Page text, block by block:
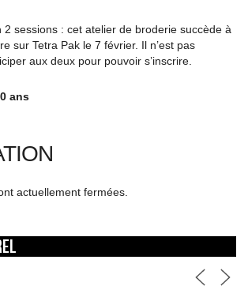
2 sessions : cet atelier de broderie succède à
sur Tetra Pak le 7 février. Il n’est pas
aux deux pour pouvoir s’inscrire.
ans
actuellement fermées.